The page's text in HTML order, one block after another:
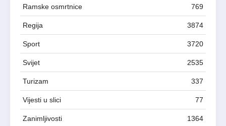
Ramske osmrtnice 769
Regija 3874
Sport 3720
Svijet 2535
Turizam 337
Vijesti u slici 77
Zanimljivosti 1364